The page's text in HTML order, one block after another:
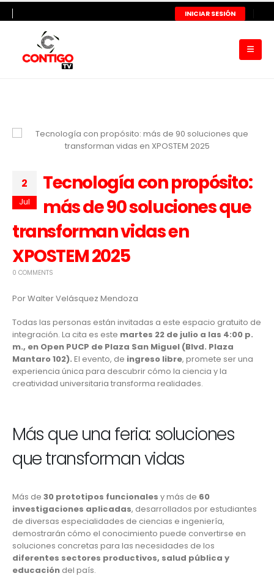
INICIAR SESIÓN
2
Jul
Tecnología con propósito:
más de 90 soluciones que
transforman vidas en
XPOSTEM 2025
0 COMMENTS
Por Walter Velásquez Mendoza
Todas las personas están invitadas a este espacio gratuito de
integración. La cita es este martes 22 de julio a las 4:00 p.
m., en Open PUCP de Plaza San Miguel (Blvd. Plaza
Mantaro 102). El evento, de ingreso libre, promete ser una
experiencia única para descubrir cómo la ciencia y la
creatividad universitaria transforma realidades.
Más que una feria: soluciones
que transforman vidas
Más de 30 prototipos funcionales y más de 60
investigaciones aplicadas, desarrollados por estudiantes
de diversas especialidades de ciencias e ingeniería,
demostrarán cómo el conocimiento puede convertirse en
soluciones concretas para las necesidades de los
diferentes sectores productivos, salud pública y
educación del país.